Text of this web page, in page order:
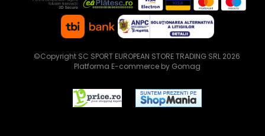
©Copyright SC SPORT EUROPEAN STORE TRADING SRL 2026
Platforma E-commerce by Gomag